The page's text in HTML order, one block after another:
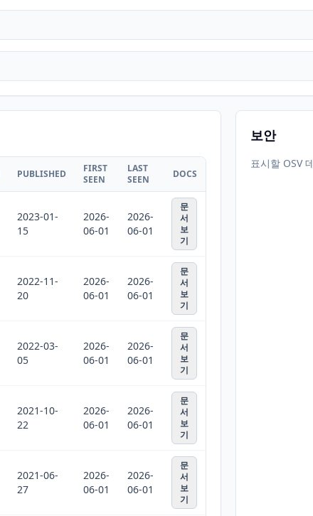
PUBLISHED
FIRST
SEEN
LAST
SEEN
DOCS
2023-01-
15
2026-
06-01
2026-
06-01
문
서
보
기
2022-11-
20
2026-
06-01
2026-
06-01
문
서
보
기
2022-03-
05
2026-
06-01
2026-
06-01
문
서
보
기
2021-10-
22
2026-
06-01
2026-
06-01
문
서
보
기
2021-06-
27
2026-
06-01
2026-
06-01
문
서
보
기
보안
표시할 OSV